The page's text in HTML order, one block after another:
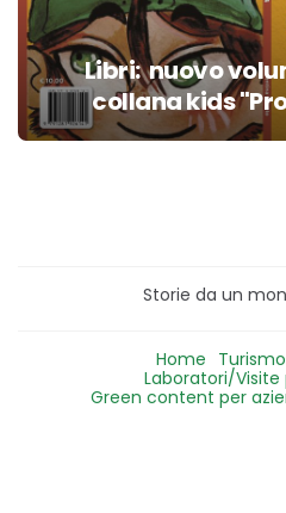
Libri: nuovo
collana kids
Storie da un
Home
Laboratori/Visite
Green content per